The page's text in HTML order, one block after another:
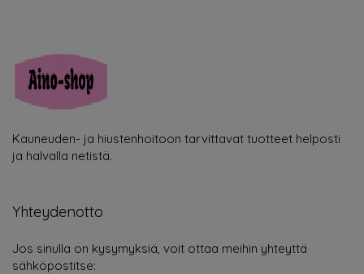
Kauneuden- ja hiustenhoitoon tarvittavat tuotteet helposti
ja halvalla netistä.
Yhteydenotto
Jos sinulla on kysymyksiä, voit ottaa meihin yhteyttä
sähköpostitse: